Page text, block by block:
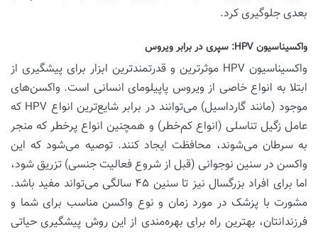
بعدی جلوگیری کرد.
واکسیناسیون HPV: سپری در برابر ویروس
واکسیناسیون HPV موثرترین و قدرتمندترین ابزار برای پیشگیری از
ابتلا به انواع خاصی از ویروس پاپیلومای انسانی است. واکسن‌های
موجود (مانند گارداسیل) می‌توانند در برابر شایع‌ترین انواع HPV که
عامل زگیل تناسلی (انواع کم‌خطر) و همچنین انواع پرخطر که منجر
به سرطان می‌شوند، محافظت ایجاد کنند. توصیه می‌شود که این
واکسن در سنین نوجوانی (قبل از شروع فعالیت جنسی) تزریق شود،
اما برای افراد بزرگسال نیز تا سنین ۴۵ سالگی می‌تواند مفید باشد.
مشورت با پزشک در مورد زمان و نوع واکسن مناسب برای شما و
فرزندانتان، بهترین راه برای بهره‌مندی از این روش پیشگیری حیاتی